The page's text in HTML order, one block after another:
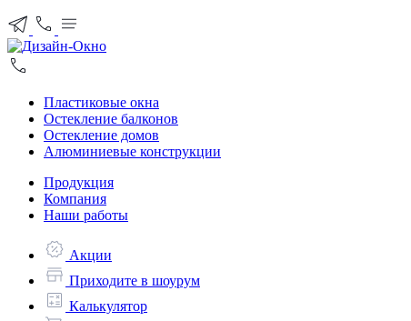
Пластиковые окна
Остекление балконов
Остекление домов
Алюминиевые конструкции
Продукция
Компания
Наши работы
Акции
Приходите в шоурум
Калькулятор